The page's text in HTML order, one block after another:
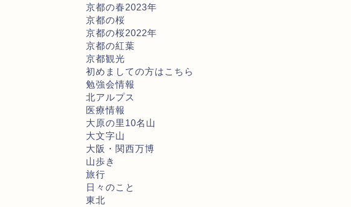
京都の春2023年
京都の桜
京都の桜2022年
京都の紅葉
京都観光
初めましての方はこちら
勉強会情報
北アルプス
医療情報
大原の里10名山
大文字山
大阪・関西万博
山歩き
旅行
日々のこと
東北